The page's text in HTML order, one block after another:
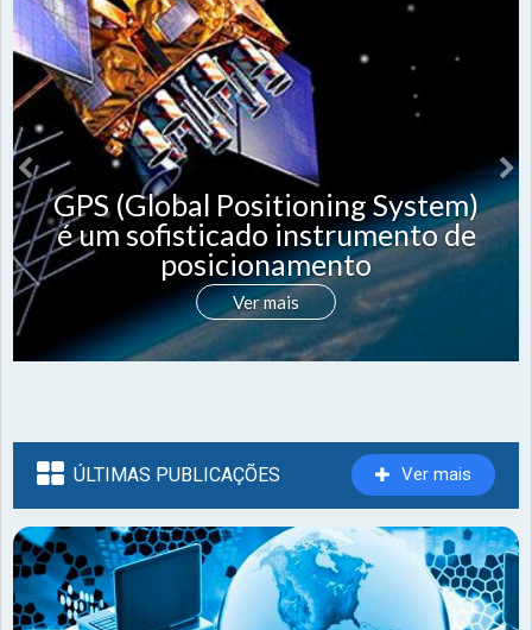
GPS (Global Positioning System)
é um sofisticado instrumento de
posicionamento
Ver mais
ÚLTIMAS PUBLICAÇÕES Ver mais